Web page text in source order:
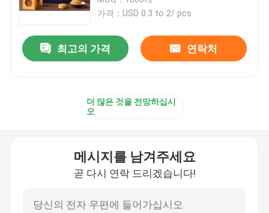
풀 컬러 인쇄된 상자
가격：USD 0.3 to 2/ pcs
최고의 가격 연락처
더 많은 것을 전망하십시
오
메시지를 남겨주세요
곧 다시 연락 드리겠습니다!